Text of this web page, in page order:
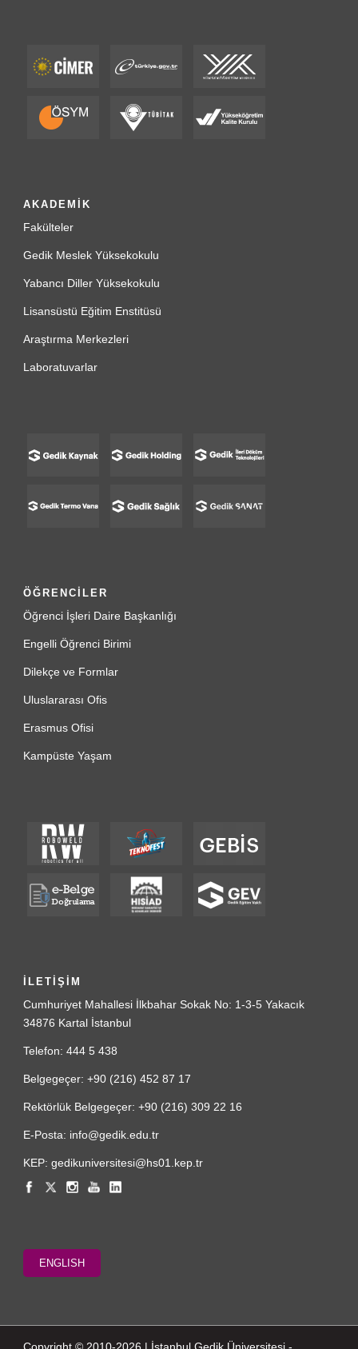
AKADEMİK
Fakülteler
Gedik Meslek Yüksekokulu
Yabancı Diller Yüksekokulu
Lisansüstü Eğitim Enstitüsü
Araştırma Merkezleri
Laboratuvarlar
ÖĞRENCİLER
Öğrenci İşleri Daire Başkanlığı
Engelli Öğrenci Birimi
Dilekçe ve Formlar
Uluslararası Ofis
Erasmus Ofisi
Kampüste Yaşam
İLETİŞİM
Cumhuriyet Mahallesi İlkbahar Sokak No: 1-3-5 Yakacık
34876 Kartal İstanbul
Telefon: 444 5 438
Belgegeçer: +90 (216) 452 87 17
Rektörlük Belgegeçer: +90 (216) 309 22 16
E-Posta: info@gedik.edu.tr
KEP: gedikuniversitesi@hs01.kep.tr
ENGLISH